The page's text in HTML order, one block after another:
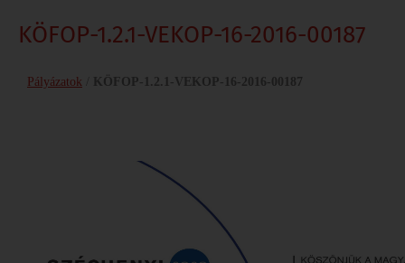
KÖFOP-1.2.1-VEKOP-16-2016-00187
Pályázatok KÖFOP-1.2.1-VEKOP-16-2016-00187